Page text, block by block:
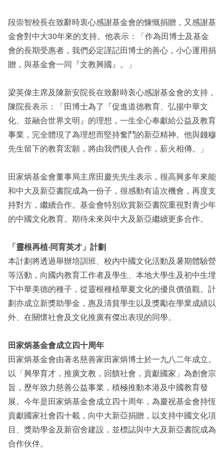
段崇智校長在致辭時衷心感謝基金會的慷慨捐贈，又感謝基
金會對中大30年來的支持。他表示：「作為田博士及基金
會的長期受惠者，我們必定謹記田博士的善心，小心運用捐
贈，與基金會一同『文教興國』。」
梁英偉主席及陳新安院長在致辭時衷心感謝基金會的支持，
陳院長表示：「田博士為了『促進道德教育、弘揚中華文
化、並融合世界文明』的理想，一生全心奉獻給公益及教育
事業，完全體現了為理想而堅持奮鬥的新亞精神。他與錢穆
先生留下的教育宏願，將由我們後人合作，薪火相傳。」
田家炳基金會董事局主席田慶先先生表示，很高興多年來能
和中大及新亞書院成為一份子，很感動有這次機會，再度支
持對方，繼續合作。基金會特別欣賞新亞書院重視對青少年
的中國文化教育。期待未來與中大及新亞繼續更多合作。
「靈根再植‧同育英才」計劃
本計劃將透過舉辦培訓班、校内中國文化活動及暑期體驗營
等活動，向國内教育工作者及學生、本地大學生及初中生埋
下中華美德的種子，從靈根種植華夏文化的優良價值觀。計
劃亦成立新獎助學金，惠及清貧學生以及獎勵在學業成績以
外、在關懷社會及文化推廣有傑出表現的同學。
田家炳基金會成立四十周年
田家炳基金會由著名慈善家田家炳博士於一九八二年成立。
以「興學育才，推廣文教，回饋社會，貢獻國家」為創會宗
旨，歷年致力慈善公益事業，積極推動本港及中國教育發
展。今年是田家炳基金會成立四十周年，為慶祝基金會持恆
貢獻國家社會四十載，向中大新亞捐贈，以支持中國文化項
目、獎助學金及新宿舍建設，並標誌與中大及新亞書院成為
合作伙伴。